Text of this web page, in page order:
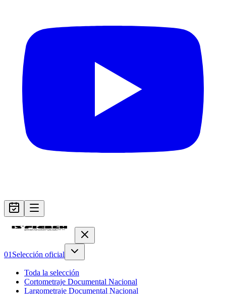
01 Selección oficial
Toda la selección
Cortometraje Documental Nacional
Largometraje Documental Nacional